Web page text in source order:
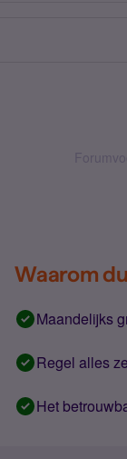
Waarom
Maandelijks
Regel alles
Het